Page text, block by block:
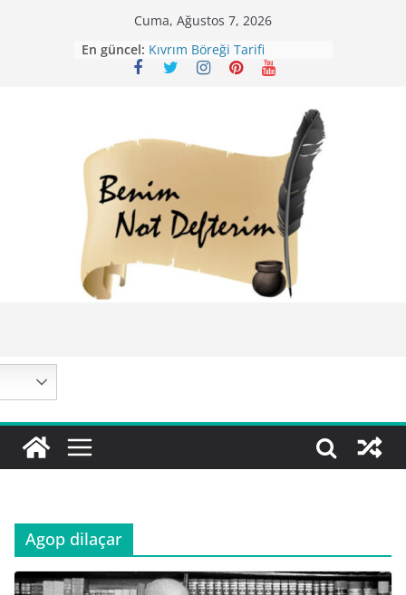
Cuma, Ağustos 7, 2026
En güncel: Kıvrım Böreği Tarifi
Karabuğday Pilavı Tarifi
Agop dilaçar